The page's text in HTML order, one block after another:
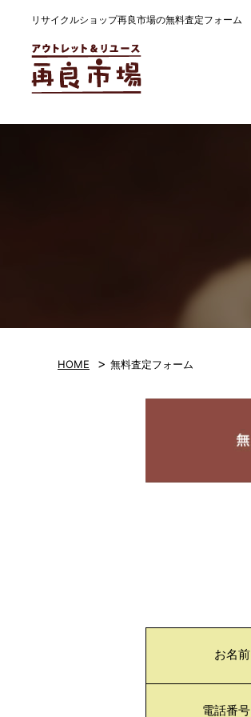
リサイクルショップ再良市場の無料査定フォーム
HOME > 無料査定フォーム
お名前
電話番号